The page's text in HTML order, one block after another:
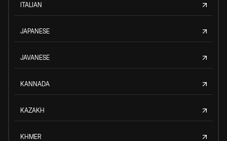
ITALIAN
JAPANESE
JAVANESE
KANNADA
KAZAKH
KHMER